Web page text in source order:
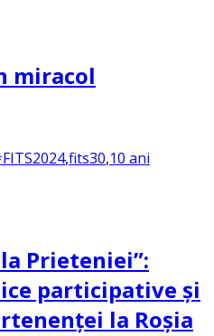
miracol
,fits30,10 ani
Prieteniei”:
participative și
la Roșia